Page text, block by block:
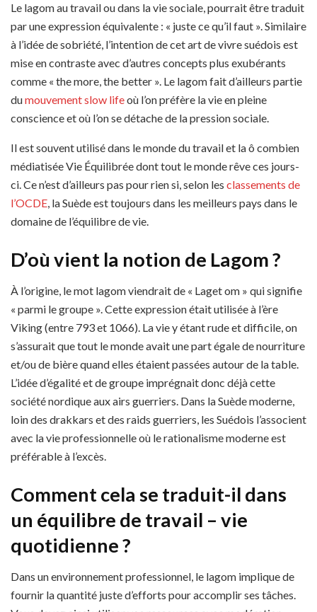
Le lagom au travail ou dans la vie sociale, pourrait être traduit
par une expression équivalente : « juste ce qu’il faut ». Similaire
à l’idée de sobriété, l’intention de cet art de vivre suédois est
mise en contraste avec d’autres concepts plus exubérants
comme « the more, the better ». Le lagom fait d’ailleurs partie
dumouvement slow lifeoù l’on préfère la vie en pleine
conscience et où l’on se détache de la pression sociale.
Il est souvent utilisé dans le monde du travail et la ô combien
médiatisée Vie Équilibrée dont tout le monde rêve ces jours-
ci. Ce n’est d’ailleurs pas pour rien si, selon les classements de
l’OCDE, la Suède est toujours dans les meilleurs pays dans le
domaine de l’équilibre de vie.
D’où vient la notion de Lagom ?
À l’origine, le mot lagom viendrait de « Laget om » qui signifie
« parmi le groupe ». Cette expression était utilisée à l’ère
Viking (entre 793 et 1066). La vie y étant rude et difficile, on
s’assurait que tout le monde avait une part égale de nourriture
et/ou de bière quand elles étaient passées autour de la table.
L’idée d’égalité et de groupe imprégnait donc déjà cette
société nordique aux airs guerriers. Dans la Suède moderne,
loin des drakkars et des raids guerriers, les Suédois l’associent
avec la vie professionnelle où le rationalisme moderne est
préférable à l’excès.
Comment cela se traduit-il dans
un équilibre de travail – vie
quotidienne ?
Dans un environnement professionnel, le lagom implique de
fournir la quantité juste d’efforts pour accomplir ses tâches.